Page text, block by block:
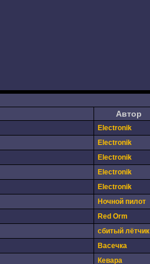
Автор
Electronik
Electronik
Electronik
Electronik
Electronik
Ночной пилот
Red Orm
сбитый лётчик
Васечка
Кевара